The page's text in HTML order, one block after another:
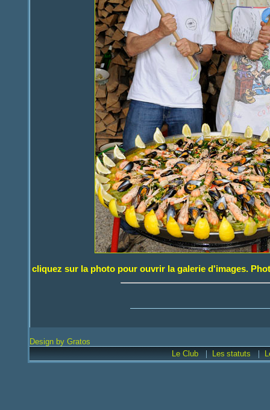
cliquez sur la photo pour ouvrir la galerie d'images.
Design by Gratos
Le Club
| Les statuts |